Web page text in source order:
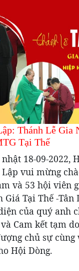
Thánh Lễ Gia
Tại Thế
18-09-2022,
vui mừng
và 53 hội viên
Giá Tại Thế -
của quý anh
Cam kết tạm
chủ sự
Hội Dòng.